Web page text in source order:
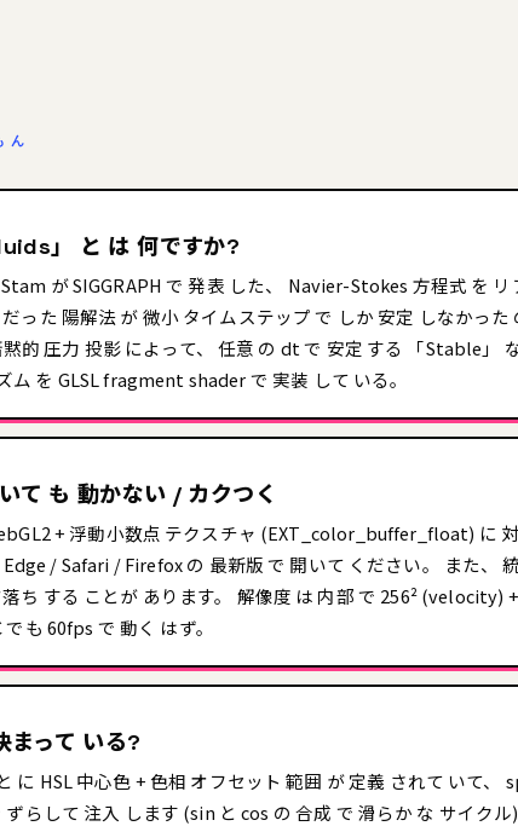
ん
」 と は 何ですか?
が SIGGRAPH で 発表 した、 Navier-Stokes 方程式 を
った 陽解法 が 微小 タイムステップ で しか 安定 しなかっ
的 圧力 投影 によって、 任意 の dt で 安定 する 「Stable」
ム を GLSL fragment shader で 実装 して いる。
て も 動かない / カクつく
+ 浮動小数点 テクスチャ (EXT_color_buffer_float) に
/ Safari / Firefox の 最新版 で 開いて ください。 また、
ち する ことが あります。 解像度 は 内部 で 256² (velocity)
も 60fps で 動く はず。
まって いる?
に HSL 中心色 + 色相 オフセット 範囲 が 定義 されて いて、
ずらして 注入 します (sin と cos の 合成 で 滑らか な サイク